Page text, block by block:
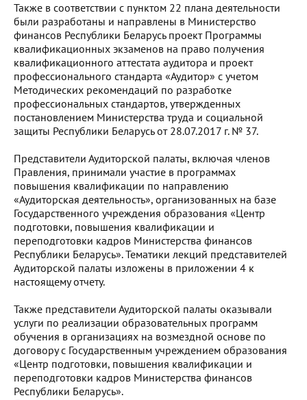
Также в соответствии с пунктом 22 плана деятельности
были разработаны и направлены в Министерство
финансов Республики Беларусь проект Программы
квалификационных экзаменов на право получения
квалификационного аттестата аудитора и проект
профессионального стандарта «Аудитор» с учетом
Методических рекомендаций по разработке
профессиональных стандартов, утвержденных
постановлением Министерства труда и социальной
защиты Республики Беларусь от 28.07.2017 г. № 37.
Представители Аудиторской палаты, включая членов
Правления, принимали участие в программах
повышения квалификации по направлению
«Аудиторская деятельность», организованных на базе
Государственного учреждения образования «Центр
подготовки, повышения квалификации и
переподготовки кадров Министерства финансов
Республики Беларусь». Тематики лекций представителей
Аудиторской палаты изложены в приложении 4 к
настоящему отчету.
Также представители Аудиторской палаты оказывали
услуги по реализации образовательных программ
обучения в организациях на возмездной основе по
договору с Государственным учреждением образования
«Центр подготовки, повышения квалификации и
переподготовки кадров Министерства финансов
Республики Беларусь».